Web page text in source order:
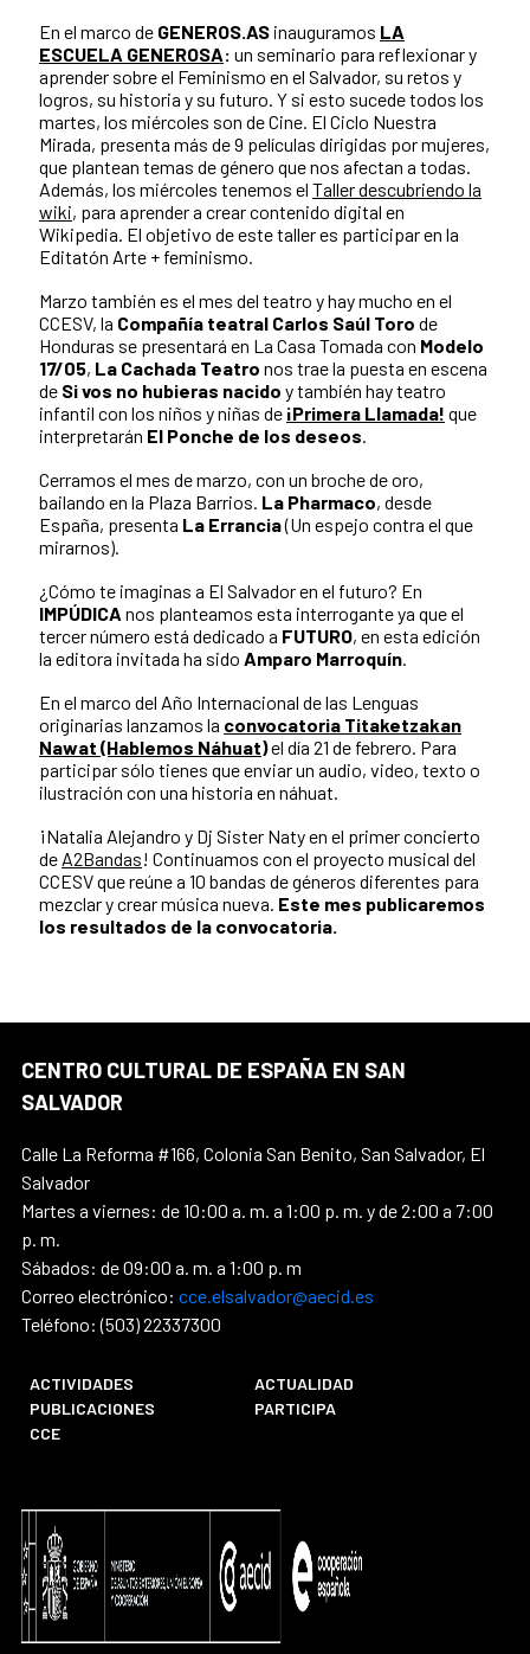
En el marco de GENEROS.AS inauguramos LA
ESCUELA GENEROSA: un seminario para reflexionar y
aprender sobre el Feminismo en el Salvador, su retos y
logros, su historia y su futuro. Y si esto sucede todos los
martes, los miércoles son de Cine. El Ciclo Nuestra
Mirada, presenta más de 9 películas dirigidas por mujeres,
que plantean temas de género que nos afectan a todas.
Además, los miércoles tenemos el Taller descubriendo la
wiki, para aprender a crear contenido digital en
Wikipedia. El objetivo de este taller es participar en la
Editatón Arte + feminismo.
Marzo también es el mes del teatro y hay mucho en el
CCESV, la Compañía teatral Carlos Saúl Toro de
Honduras se presentará en La Casa Tomada con Modelo
17/05, La Cachada Teatro nos trae la puesta en escena
de Si vos no hubieras nacido y también hay teatro
infantil con los niños y niñas de ¡Primera Llamada! que
interpretarán El Ponche de los deseos.
Cerramos el mes de marzo, con un broche de oro,
bailando en la Plaza Barrios. La Pharmaco, desde
España, presenta La Errancia(Un espejo contra el que
mirarnos).
¿Cómo te imaginas a El Salvador en el futuro? En
IMPÚDICA nos planteamos esta interrogante ya que el
tercer número está dedicado a FUTURO, en esta edición
la editora invitada ha sido Amparo Marroquín.
En el marco del Año Internacional de las Lenguas
originarias lanzamos la convocatoria Titaketzakan
Nawat (Hablemos Náhuat)el día 21 de febrero. Para
participar sólo tienes que enviar un audio, video, texto o
ilustración con una historia en náhuat.
¡Natalia Alejandro y Dj Sister Natyen el primer concierto
de A2Bandas! Continuamos con el proyecto musical del
CCESV que reúne a 10 bandas de géneros diferentes para
mezclar y crear música nueva. Este mes publicaremos
los resultados de la convocatoria.
CENTRO CULTURAL DE ESPAÑA EN SAN
SALVADOR
Calle La Reforma #166, Colonia San Benito, San Salvador, El
Salvador
Martes a viernes: de 10:00 a. m. a 1:00 p. m. y de 2:00 a 7:00
p. m.
Sábados: de 09:00 a. m. a 1:00 p. m
Correo electrónico: cce.elsalvador@aecid.es
Teléfono: (503) 22337300
ACTIVIDADES
ACTUALIDAD
PUBLICACIONES
PARTICIPA
CCE